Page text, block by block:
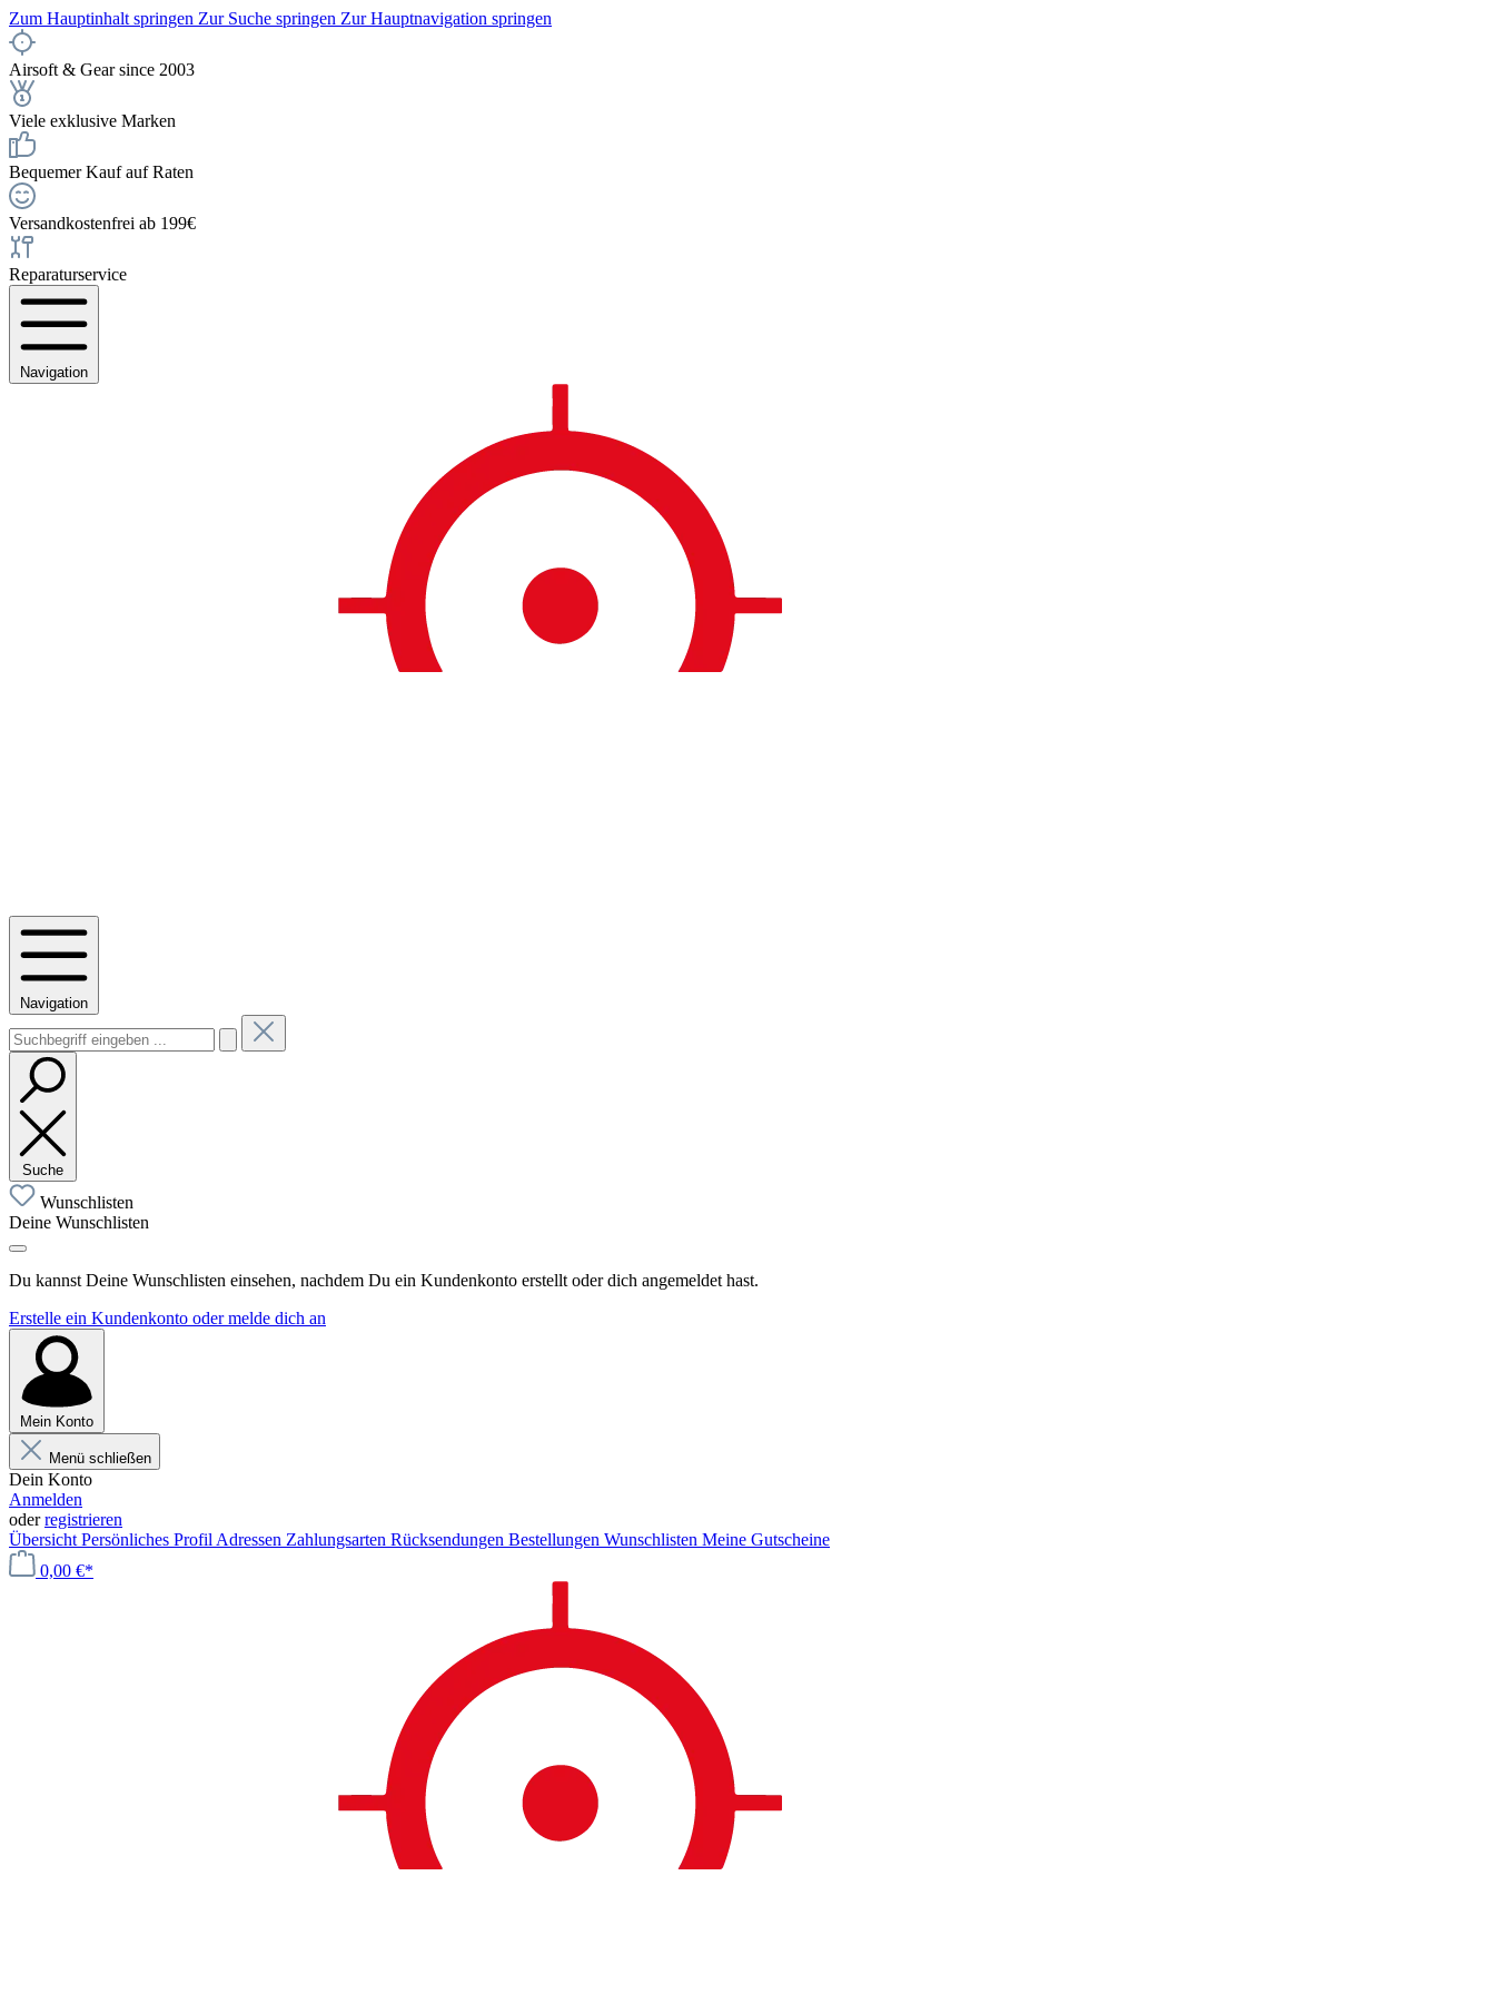
Zum Hauptinhalt springen Zur Suche springen Zur Hauptnavigation springen
Airsoft & Gear since 2003
Viele exklusive Marken
Bequemer Kauf auf Raten
Versandkostenfrei ab 199€
Reparaturservice
Navigation
Navigation
Suche
Wunschlisten
Deine Wunschlisten
Du kannst Deine Wunschlisten einsehen, nachdem Du ein Kundenkonto erstellt oder dich angemeldet hast.
Erstelle ein Kundenkonto oder melde dich an
Mein Konto
Menü schließen
Dein Konto
Anmelden
oderregistrieren
Übersicht Persönliches Profil Adressen Zahlungsarten Rücksendungen Bestellungen Wunschlisten Meine Gutscheine
0,00 €*